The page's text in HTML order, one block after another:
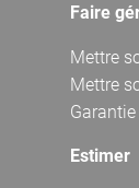
Faire
Mettre
Mettre
Estimer